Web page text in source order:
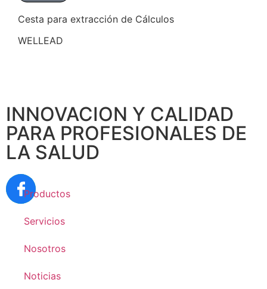
Cesta para extracción de Cálculos
WELLEAD
INNOVACION Y CALIDAD
PARA PROFESIONALES DE
LA SALUD
Productos
Servicios
Nosotros
Noticias